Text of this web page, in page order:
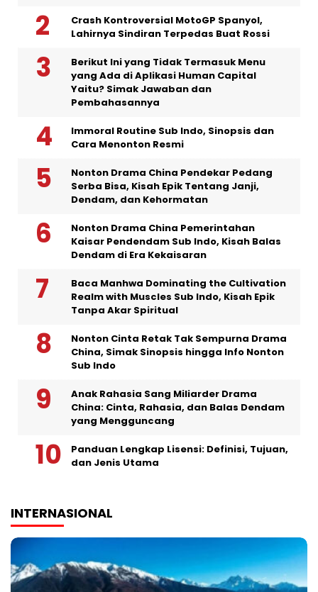
Crash Kontroversial MotoGP Spanyol,
Lahirnya Sindiran Terpedas Buat Rossi
Berikut Ini yang Tidak Termasuk Menu
yang Ada di Aplikasi Human Capital
Yaitu? Simak Jawaban dan
Pembahasannya
Immoral Routine Sub Indo, Sinopsis dan
Cara Menonton Resmi
Nonton Drama China Pendekar Pedang
Serba Bisa, Kisah Epik Tentang Janji,
Dendam, dan Kehormatan
Nonton Drama China Pemerintahan
Kaisar Pendendam Sub Indo, Kisah Balas
Dendam di Era Kekaisaran
Baca Manhwa Dominating the Cultivation
Realm with Muscles Sub Indo, Kisah Epik
Tanpa Akar Spiritual
Nonton Cinta Retak Tak Sempurna Drama
China, Simak Sinopsis hingga Info Nonton
Sub Indo
Anak Rahasia Sang Miliarder Drama
China: Cinta, Rahasia, dan Balas Dendam
yang Mengguncang
Panduan Lengkap Lisensi: Definisi, Tujuan,
dan Jenis Utama
INTERNASIONAL